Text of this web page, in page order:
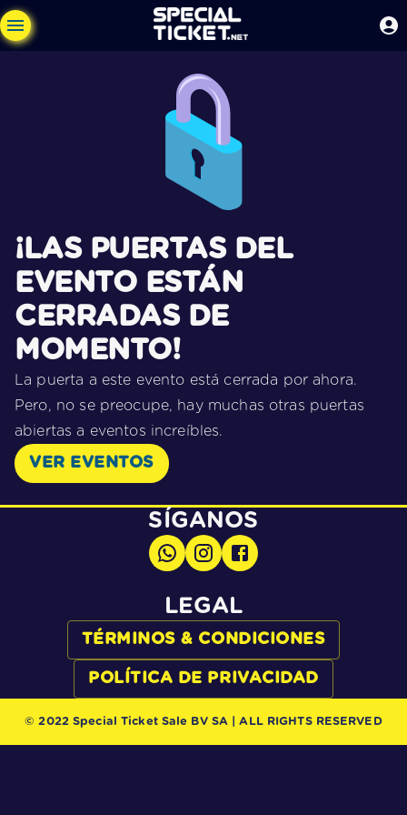
¡LAS PUERTAS DEL
EVENTO ESTÁN
CERRADAS DE
MOMENTO!
La puerta a este evento está cerrada por ahora.
Pero, no se preocupe, hay muchas otras puertas
abiertas a eventos increíbles.
VER EVENTOS
SÍGANOS
LEGAL
TÉRMINOS & CONDICIONES
POLÍTICA DE PRIVACIDAD
© 2022 Special Ticket Sale BV SA | ALL RIGHTS RESERVED